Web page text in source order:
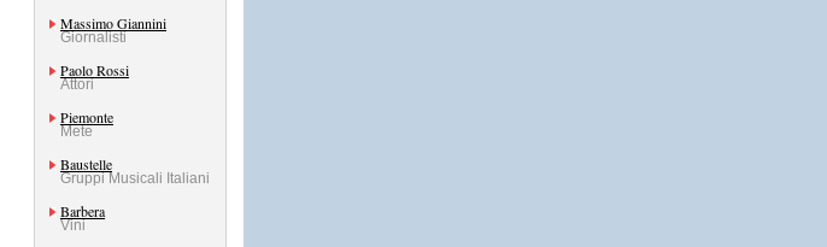
Massimo Giannini
Giornalisti
Paolo Rossi
Attori
Piemonte
Mete
Baustelle
Gruppi Musicali Italiani
Barbera
Vini